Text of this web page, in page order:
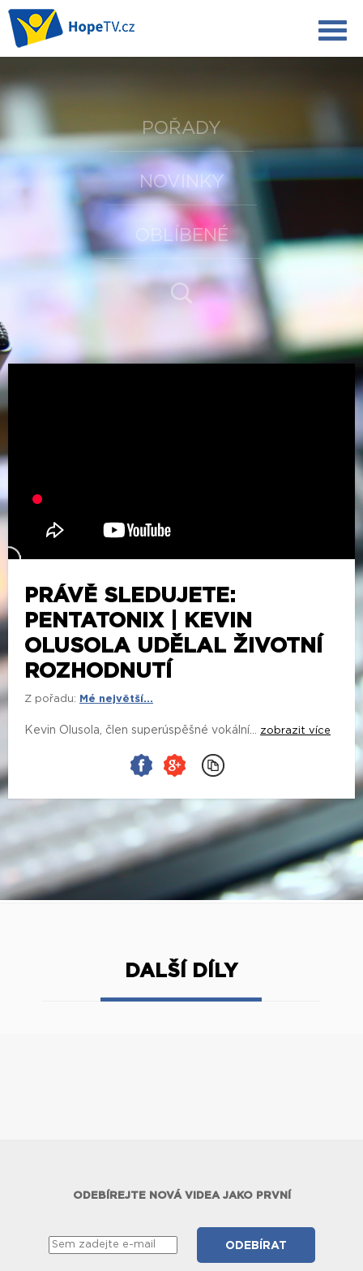
POŘADY
NOVINKY
OBLÍBENÉ
PRÁVĚ SLEDUJETE:
PENTATONIX | KEVIN
OLUSOLA UDĚLAL ŽIVOTNÍ
ROZHODNUTÍ
Z pořadu: Mé největší...
Kevin Olusola, člen superúspěšné vokální... zobrazit více
DALŠÍ DÍLY
ODEBÍREJTE NOVÁ VIDEA JAKO PRVNÍ